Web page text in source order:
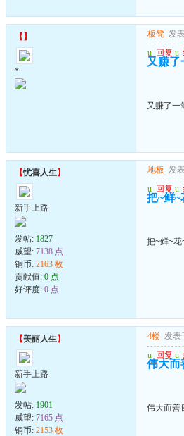
【 】
*
板凳 发
u 回复 u
又赚
又赚了一
【忧喜人生】
新手上路
发帖: 1827
威望: 7138 点
铜币: 2163 枚
贡献值: 0 点
好评度: 0 点
地板 发
u 回复 u
把~鲜~
把~鲜~
【美丽人生】
新手上路
发帖: 1901
威望: 7165 点
铜币: 2153 枚
4楼 发表
u 回复 u
伟大而
伟大而善